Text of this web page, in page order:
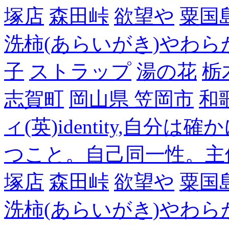
塚店 森田峠 欲望や 粟国
洗柿(あらいがき)やわ
子 ストラップ 湯の花 栃
志賀町 岡山県 笠岡市 和
ィ(英)identity,自分は確
つこと。自己同一性。
塚店 森田峠 欲望や 粟国
洗柿(あらいがき)やわ